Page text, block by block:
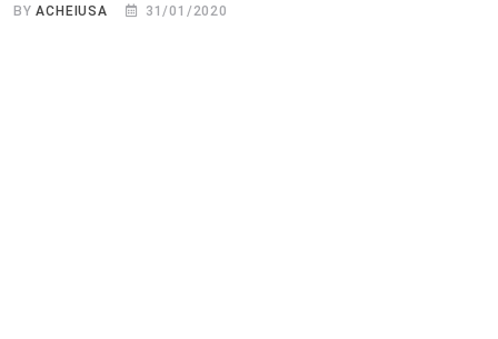
BYACHEIUSA 31/01/2020